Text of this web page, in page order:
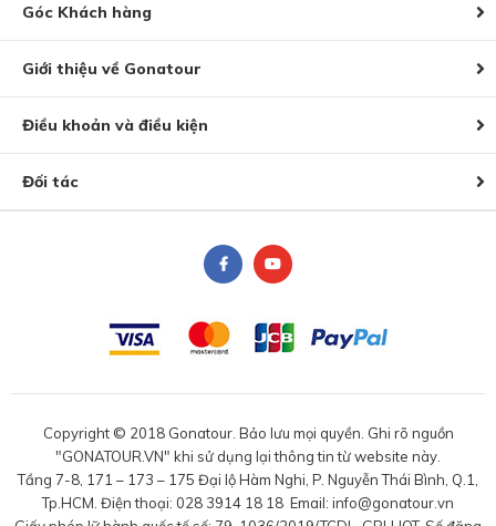
Góc Khách hàng
Giới thiệu về Gonatour
Điều khoản và điều kiện
Đối tác
Copyright © 2018 Gonatour. Bảo lưu mọi quyền. Ghi rõ nguồn
"GONATOUR.VN" khi sử dụng lại thông tin từ website này.
Tầng 7-8, 171 – 173 – 175 Đại lộ Hàm Nghi, P. Nguyễn Thái Bình, Q.1,
Tp.HCM. Điện thoại: 028 3914 18 18 Email: info@gonatour.vn